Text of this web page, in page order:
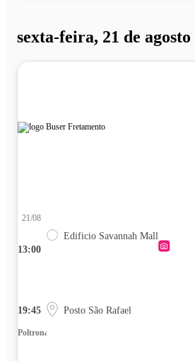
sexta-feira, 21 de agosto
13:00
21/08
Edificio Savannah Mall
19:45 Posto São Rafael
Poltrona